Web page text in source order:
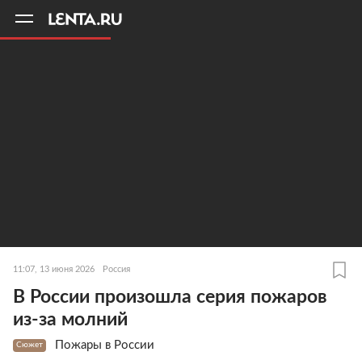
11:07, 13 июня 2026 Россия
В России произошла серия пожаров
из-за молний
Сюжет Пожары в России